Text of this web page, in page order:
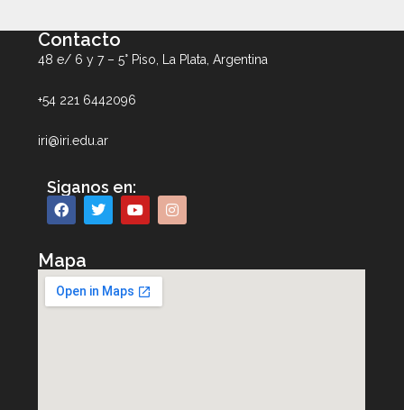
Contacto
48 e/ 6 y 7 – 5° Piso, La Plata, Argentina
+54 221 6442096
iri@iri.edu.ar
Siganos en:
Mapa